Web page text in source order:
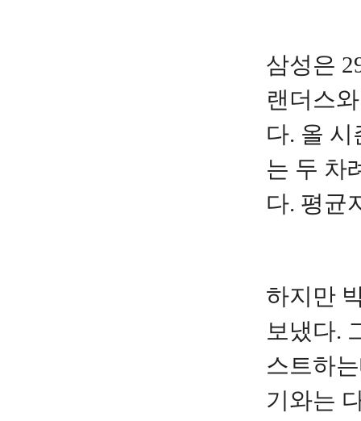
삼성은
랜더스
다. 올
는 두 차
다. 평균
하지만
보냈다.
스트하
기와는